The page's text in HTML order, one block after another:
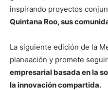
inspirando proyectos
Quintana Roo, sus
La siguiente edición de la
planeación y promete
empresarial basada en la
la innovación compartida.